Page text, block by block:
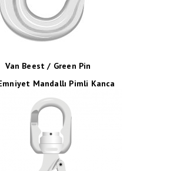
Van Beest / Green Pin
Mandallı Pimli Kanca